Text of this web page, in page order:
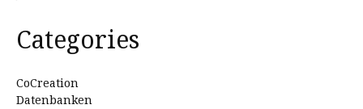
Categories
CoCreation
Datenbanken